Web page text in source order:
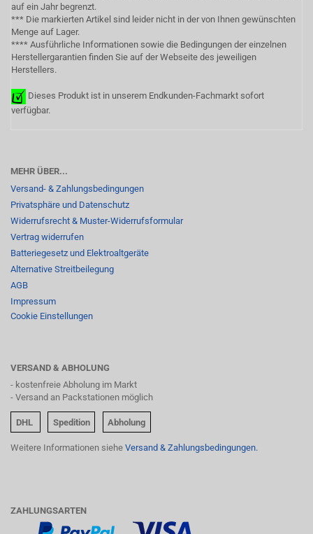
auf ein Jahr begrenzt.
*** Die markierten Artikel sind leider nicht in der von Ihnen gewünschten
Menge auf Lager.
**** Ausführliche Informationen sowie die Bedingungen der einzelnen
Herstellergarantien finden Sie auf der Webseite des jeweiligen
Herstellers.
Dieses Produkt ist in unserem Endkunden-Fachmarkt sofort
verfügbar.
MEHR ÜBER...
Versand- & Zahlungsbedingungen
Privatsphäre und Datenschutz
Widerrufsrecht & Muster-Widerrufsformular
Vertrag widerrufen
Batteriegesetz und Elektroaltgeräte
Alternative Streitbeilegung
AGB
Impressum
Cookie Einstellungen
VERSAND & ABHOLUNG
- kostenfreie Abholung im Markt
- Versand an Packstationen möglich
DHL Spedition Abholung
Weitere Informationen siehe Versand & Zahlungsbedingungen.
ZAHLUNGSARTEN